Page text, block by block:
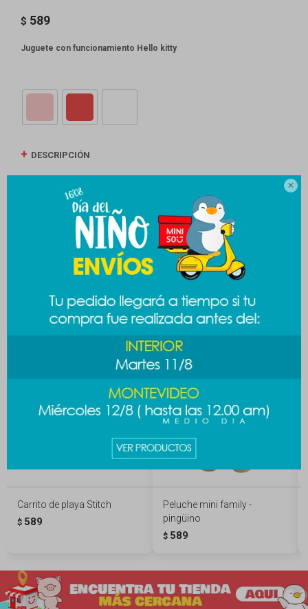

$ 589
Juguete con funcionamiento Hello kitty
DESCRIPCIÓN
CAMBIOS Y DEVOLUCIONES
MEDIOS DE PAGO
Productos que te pueden interesar
Carrito de playa Stitch
$ 589
Peluche mini family -
pingüino
$ 589